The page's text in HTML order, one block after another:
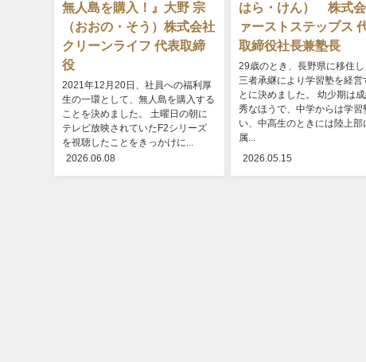
無人島を購入！』大野 宗
（おおの・そう）株式会社
クリーンライフ 代表取締
役
2021年12月20日、社員への福利厚
生の一環として、無人島を購入する
ことを決めました。 土曜日の朝に
テレビ放映されていたF2シリーズ
を視聴したことをきっかけに...
2026.06.08
はら・けん） 株式
ァーストステップス
取締役社長兼塾長
29歳のとき、長野県に移住し
三者承継により学習塾を経営
とに決めました。 幼少期は
秀なほうで、中学からは学習
い、中高生のときには陸上部
属...
2026.05.15